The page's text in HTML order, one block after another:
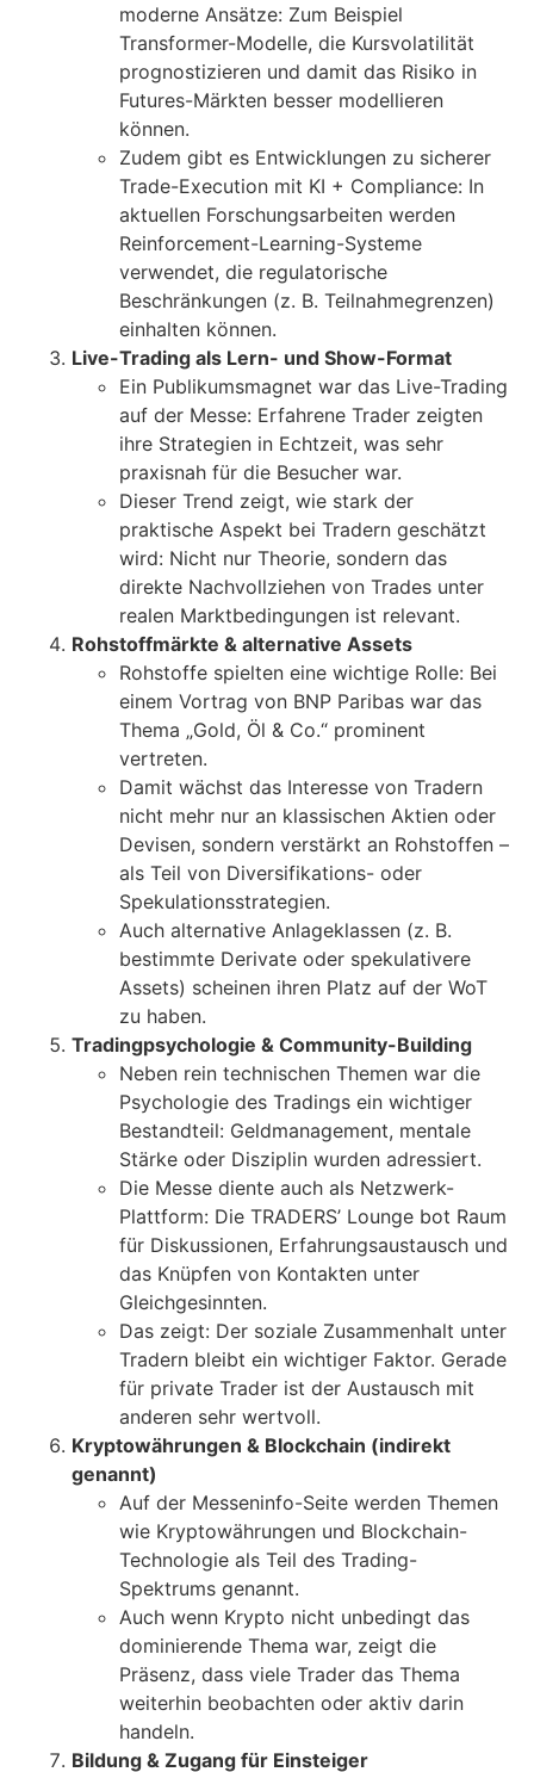
moderne Ansätze: Zum Beispiel
Transformer-Modelle, die Kursvolatilität
prognostizieren und damit das Risiko in
Futures-Märkten besser modellieren
können.
Zudem gibt es Entwicklungen zu sicherer
Trade-Execution mit KI + Compliance: In
aktuellen Forschungsarbeiten werden
Reinforcement-Learning-Systeme
verwendet, die regulatorische
Beschränkungen (z. B. Teilnahmegrenzen)
einhalten können.
Live-Trading als Lern- und Show-Format
Ein Publikumsmagnet war das Live-Trading
auf der Messe: Erfahrene Trader zeigten
ihre Strategien in Echtzeit, was sehr
praxisnah für die Besucher war.
Dieser Trend zeigt, wie stark der
praktische Aspekt bei Tradern geschätzt
wird: Nicht nur Theorie, sondern das
direkte Nachvollziehen von Trades unter
realen Marktbedingungen ist relevant.
Rohstoffmärkte & alternative Assets
Rohstoffe spielten eine wichtige Rolle: Bei
einem Vortrag von BNP Paribas war das
Thema „Gold, Öl & Co.“ prominent
vertreten.
Damit wächst das Interesse von Tradern
nicht mehr nur an klassischen Aktien oder
Devisen, sondern verstärkt an Rohstoffen –
als Teil von Diversifikations- oder
Spekulationsstrategien.
Auch alternative Anlageklassen (z. B.
bestimmte Derivate oder spekulativere
Assets) scheinen ihren Platz auf der WoT
zu haben.
Tradingpsychologie & Community-Building
Neben rein technischen Themen war die
Psychologie des Tradings ein wichtiger
Bestandteil: Geldmanagement, mentale
Stärke oder Disziplin wurden adressiert.
Die Messe diente auch als Netzwerk-
Plattform: Die TRADERS’ Lounge bot Raum
für Diskussionen, Erfahrungsaustausch und
das Knüpfen von Kontakten unter
Gleichgesinnten.
Das zeigt: Der soziale Zusammenhalt unter
Tradern bleibt ein wichtiger Faktor. Gerade
für private Trader ist der Austausch mit
anderen sehr wertvoll.
Kryptowährungen & Blockchain (indirekt
genannt)
Auf der Messeninfo-Seite werden Themen
wie Kryptowährungen und Blockchain-
Technologie als Teil des Trading-
Spektrums genannt.
Auch wenn Krypto nicht unbedingt das
dominierende Thema war, zeigt die
Präsenz, dass viele Trader das Thema
weiterhin beobachten oder aktiv darin
handeln.
Bildung & Zugang für Einsteiger